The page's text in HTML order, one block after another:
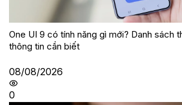
One UI 9 có tính năng gì mới? Danh sách
thông tin cần biết
08/08/2026
0